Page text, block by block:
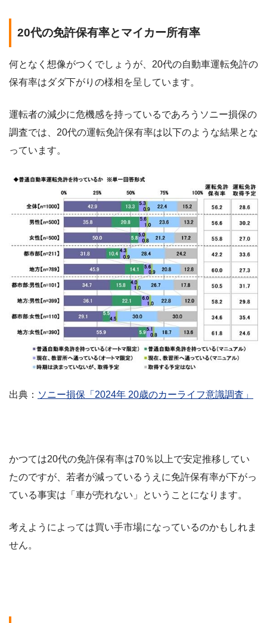
20代の免許保有率とマイカー所有率
何となく想像がつくでしょうが、20代の自動車運転免許の
保有率はダダ下がりの様相を呈しています。
運転者の減少に危機感を持っているであろうソニー損保の
調査では、20代の運転免許保有率は以下のような結果とな
っています。
出典： ソニー損保「2024年 20歳のカーライフ意識調査」
かつては20代の免許保有率は70％以上で安定推移してい
たのですが、若者が減っているうえに免許保有率が下がっ
ている事実は「車が売れない」ということになります。
考えようによっては買い手市場になっているのかもしれま
せん。